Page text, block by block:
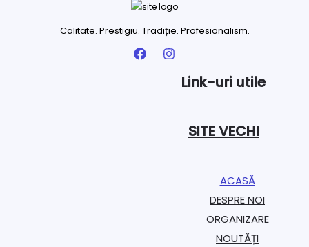
Calitate. Prestigiu. Tradiție. Profesionalism.
Link-uri utile
SITE VECHI
ACASĂ
DESPRE NOI
ORGANIZARE​
NOUTĂȚI